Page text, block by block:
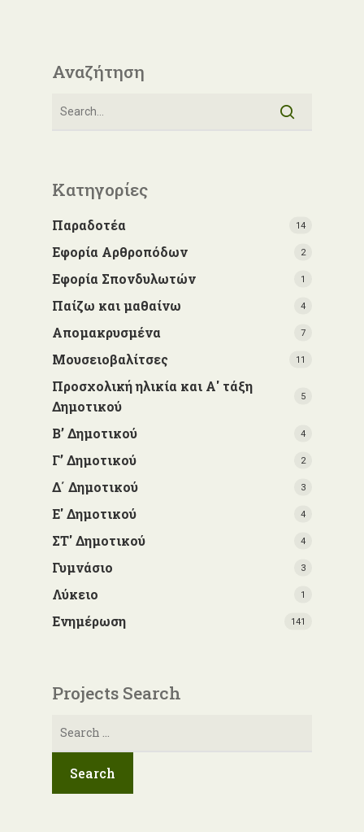
Αναζήτηση
Κατηγορίες
Παραδοτέα 14
Εφορία Αρθροπόδων 2
Εφορία Σπονδυλωτών 1
Παίζω και μαθαίνω 4
Απομακρυσμένα 7
Μουσειοβαλίτσες 11
Προσχολική ηλικία και Α' τάξη
Δημοτικού
5
Β’ Δημοτικού 4
Γ’ Δημοτικού 2
Δ΄ Δημοτικού 3
Ε' Δημοτικού 4
ΣΤ' Δημοτικού 4
Γυμνάσιο 3
Λύκειο 1
Ενημέρωση 141
Projects Search
Αναζήτηση